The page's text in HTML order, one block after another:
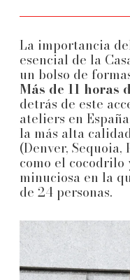
La importancia
esencial de la
un bolso de
Más de 11 horas
detrás de este
ateliers en
la más alta
(Denver, Sequoia,
como el
minuciosa en la
de 24 personas.